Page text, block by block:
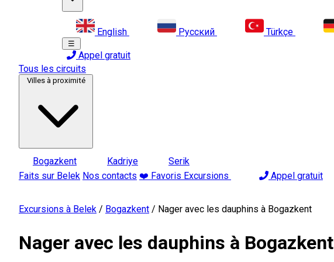
English Русский Türkçe
☰
Appel gratuit
Tous les circuits
Villes à proximité
Bogazkent Kadriye
Serik
Faits sur Belek Nos contacts ❤️ Favoris Excursions Appel gratuit
Excursions à Belek / Bogazkent / Nager avec les dauphins à Bogazkent
Nager avec les dauphins à Bogazkent